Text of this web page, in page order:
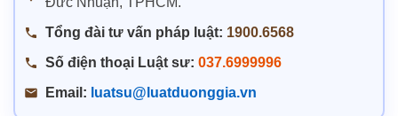
Tổng đài tư vấn pháp luật: 1900.6568
Số điện thoại Luật sư: 037.6999996
Email: luatsu@luatduonggia.vn